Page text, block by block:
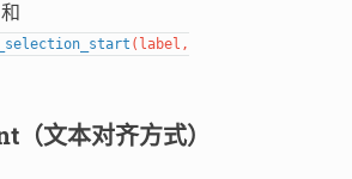
和
( label ,
文本对齐方式）